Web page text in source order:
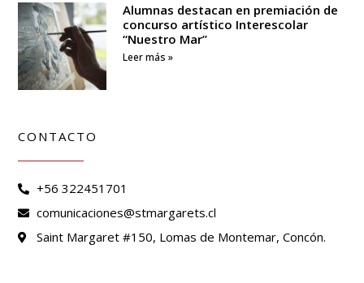
Alumnas destacan en premiación de
concurso artístico Interescolar
“Nuestro Mar”
Leer más »
CONTACTO
+56 322451701
comunicaciones@stmargarets.cl
Saint Margaret #150, Lomas de Montemar, Concón.